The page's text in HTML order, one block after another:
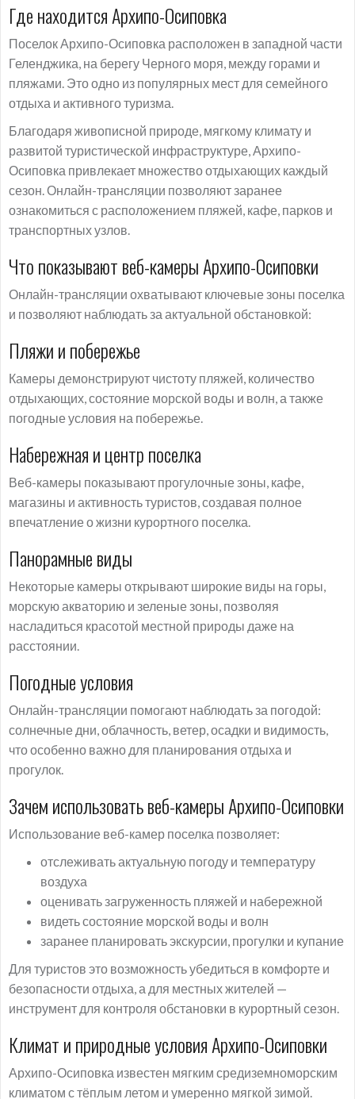
Где находится Архипо-Осиповка
Поселок Архипо-Осиповка расположен в западной части
Геленджика, на берегу Черного моря, между горами и
пляжами. Это одно из популярных мест для семейного
отдыха и активного туризма.
Благодаря живописной природе, мягкому климату и
развитой туристической инфраструктуре, Архипо-
Осиповка привлекает множество отдыхающих каждый
сезон. Онлайн-трансляции позволяют заранее
ознакомиться с расположением пляжей, кафе, парков и
транспортных узлов.
Что показывают веб-камеры Архипо-Осиповки
Онлайн-трансляции охватывают ключевые зоны поселка
и позволяют наблюдать за актуальной обстановкой:
Пляжи и побережье
Камеры демонстрируют чистоту пляжей, количество
отдыхающих, состояние морской воды и волн, а также
погодные условия на побережье.
Набережная и центр поселка
Веб-камеры показывают прогулочные зоны, кафе,
магазины и активность туристов, создавая полное
впечатление о жизни курортного поселка.
Панорамные виды
Некоторые камеры открывают широкие виды на горы,
морскую акваторию и зеленые зоны, позволяя
насладиться красотой местной природы даже на
расстоянии.
Погодные условия
Онлайн-трансляции помогают наблюдать за погодой:
солнечные дни, облачность, ветер, осадки и видимость,
что особенно важно для планирования отдыха и
прогулок.
Зачем использовать веб-камеры Архипо-Осиповки
Использование веб-камер поселка позволяет:
отслеживать актуальную погоду и температуру
воздуха
оценивать загруженность пляжей и набережной
видеть состояние морской воды и волн
заранее планировать экскурсии, прогулки и купание
Для туристов это возможность убедиться в комфорте и
безопасности отдыха, а для местных жителей —
инструмент для контроля обстановки в курортный сезон.
Климат и природные условия Архипо-Осиповки
Архипо-Осиповка известен мягким средиземноморским
климатом с тёплым летом и умеренно мягкой зимой.